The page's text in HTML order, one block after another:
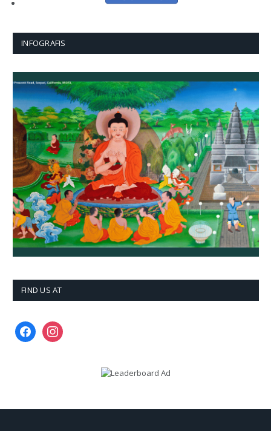
INFOGRAFIS
FIND US AT
facebookinstagram